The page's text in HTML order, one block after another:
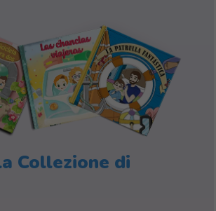
Collezione di